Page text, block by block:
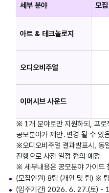
세부 분야 모
아트 & 테크놀로지
오디오비주얼
이머시브 사운드
※ 1개 분야로만 지원하되, 프로
공모분야가 제안․변경 될 수 있
※오디오비주얼 결과발표시, 동
진행으로 사전 일정 협의 예정
※ 세부내용은 공모분야 가이드
(모집인원) 8팀 (개인 및 팀) ※
(입주기간) 2026. 6. 27.(토) -